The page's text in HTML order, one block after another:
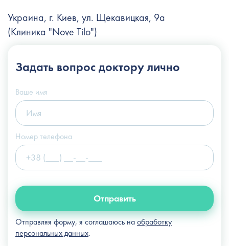
Украина, г. Киев, ул. Щекавицкая, 9а
(Клиника "Nove Tilo")
+38 (066) 122-6-111
info@slosser.com.ua
Задать вопросдоктору лично
Ваше имя
Номер телефона
Отправить
Отправляя форму, я соглашаюсь наобработку
персональных данных.